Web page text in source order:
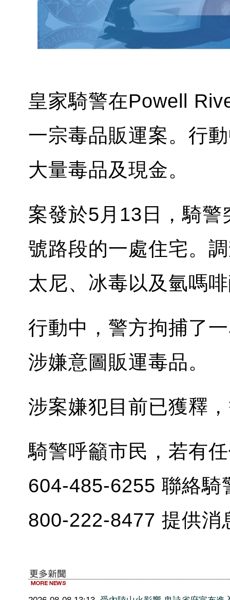
皇家騎警在Powell
一宗毒品販運案。行
大量毒品及現金。
案發於5月13日，騎
號路段的一處住宅。
太尼、冰毒以及氫嗎
行動中，警方拘捕了
涉嫌意圖販運毒品。
涉案嫌犯目前已獲釋
騎警呼籲市民，若有
604-485-6255 聯絡騎
800-222-8477 提供消